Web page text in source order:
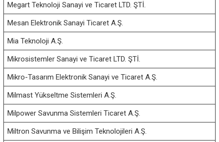
Megart Teknoloji Sanayi ve Ticaret LTD. ŞTİ.
Mesan Elektronik Sanayi Ticaret A.Ş.
Mia Teknoloji A.Ş.
Mikrosistemler Sanayi ve Ticaret LTD. ŞTİ.
Mikro-Tasarım Elektronik Sanayi ve Ticaret A.Ş.
Milmast Yükseltme Sistemleri A.Ş.
Milpower Savunma Sistemleri Ticaret A.Ş.
Miltron Savunma ve Bilişim Teknolojileri A.Ş.